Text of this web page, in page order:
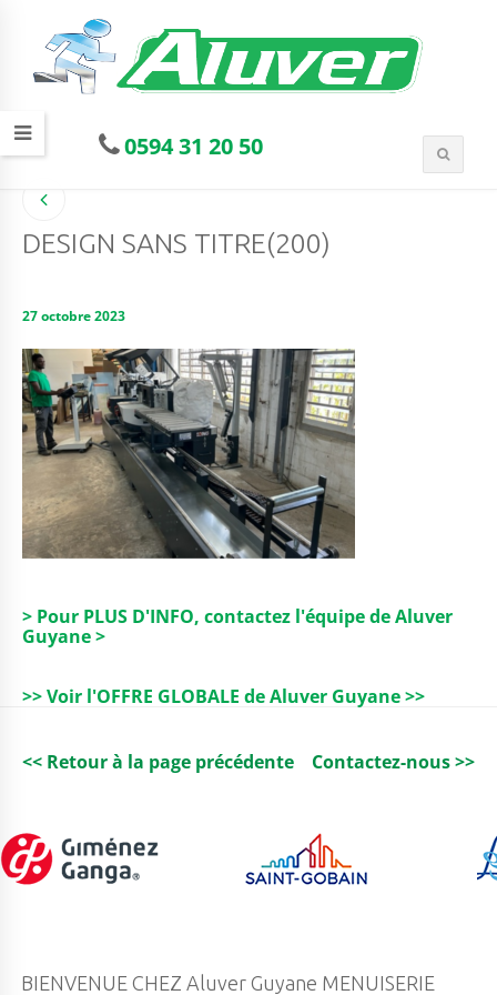
0594 31 20 50
DESIGN SANS TITRE(200)
27 octobre 2023
> Pour PLUS D'INFO, contactez l'équipe de Aluver
Guyane >
>> Voir l'OFFRE GLOBALE de Aluver Guyane >>
<< Retour à la page précédente Contactez-nous >>
BIENVENUE CHEZ Aluver Guyane MENUISERIE